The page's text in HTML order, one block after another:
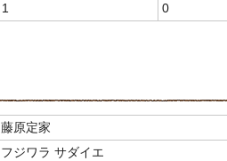
1 0
藤原定家
フジワラ サダイエ